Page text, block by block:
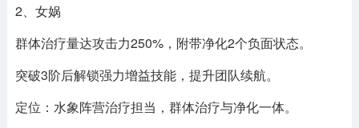
2、女娲
群体治疗量达攻击力250%，附带净化2个负面状态。
突破3阶后解锁强力增益技能，提升团队续航。
定位：水象阵营治疗担当，群体治疗与净化一体。